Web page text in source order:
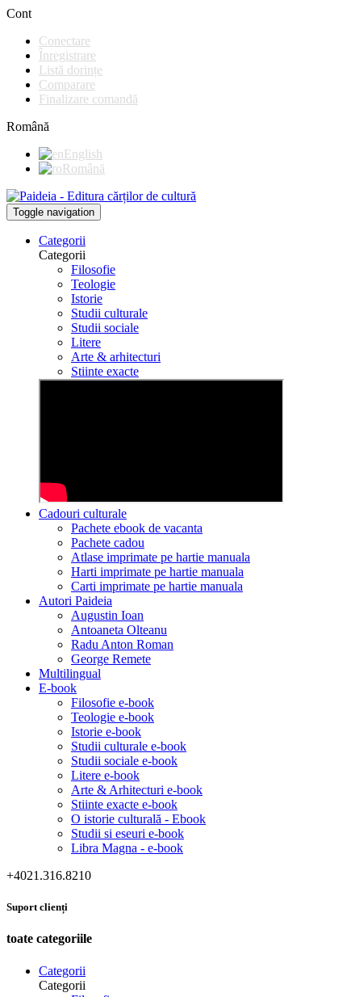
Cont
Conectare
Înregistrare
Listă dorințe
Comparare
Finalizare comandă
Română
English
Română
Toggle navigation
Categorii
Categorii
Filosofie
Teologie
Istorie
Studii culturale
Studii sociale
Litere
Arte & arhitecturi
Stiinte exacte
Cadouri culturale
Pachete ebook de vacanta
Pachete cadou
Atlase imprimate pe hartie manuala
Harti imprimate pe hartie manuala
Carti imprimate pe hartie manuala
Autori Paideia
Augustin Ioan
Antoaneta Olteanu
Radu Anton Roman
George Remete
Multilingual
E-book
Filosofie e-book
Teologie e-book
Istorie e-book
Studii culturale e-book
Studii sociale e-book
Litere e-book
Arte & Arhitecturi e-book
Stiinte exacte e-book
O istorie culturală - Ebook
Studii si eseuri e-book
Libra Magna - e-book
+4021.316.8210
Suport clienți
toate categoriile
Categorii
Categorii